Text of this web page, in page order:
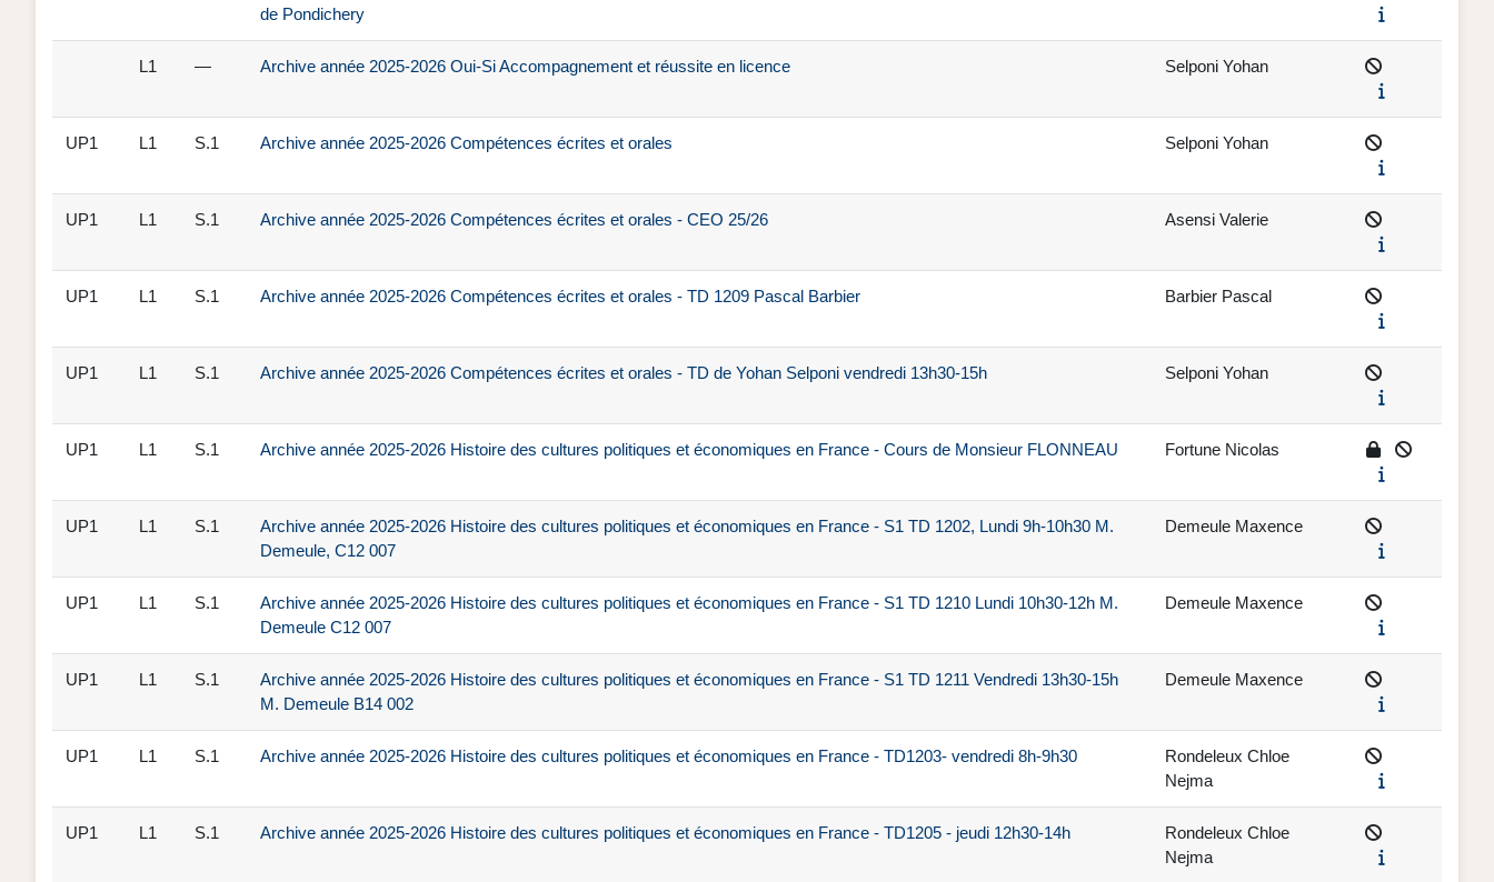
de Pondichery
L1 — Archive année 2025-2026 Oui-Si Accompagnement et réussite en licence Selponi Yohan
UP1 L1 S.1 Archive année 2025-2026 Compétences écrites et orales Selponi Yohan
UP1 L1 S.1 Archive année 2025-2026 Compétences écrites et orales - CEO 25/26 Asensi Valerie
UP1 L1 S.1 Archive année 2025-2026 Compétences écrites et orales - TD 1209 Pascal Barbier Barbier Pascal
UP1 L1 S.1 Archive année 2025-2026 Compétences écrites et orales - TD de Yohan Selponi vendredi 13h30-15h Selponi Yohan
UP1 L1 S.1 Archive année 2025-2026 Histoire des cultures politiques et économiques en France - Cours de Monsieur FLONNEAU Fortune Nicolas
UP1 L1 S.1
Archive année 2025-2026 Histoire des cultures politiques et économiques en France - S1 TD 1202, Lundi 9h-10h30 M.
Demeule, C12 007
Demeule Maxence
UP1 L1 S.1
Archive année 2025-2026 Histoire des cultures politiques et économiques en France - S1 TD 1210 Lundi 10h30-12h M.
Demeule C12 007
Demeule Maxence
UP1 L1 S.1
Archive année 2025-2026 Histoire des cultures politiques et économiques en France - S1 TD 1211 Vendredi 13h30-15h
M. Demeule B14 002
Demeule Maxence
UP1 L1 S.1 Archive année 2025-2026 Histoire des cultures politiques et économiques en France - TD1203- vendredi 8h-9h30
Rondeleux Chloe
Nejma
UP1 L1 S.1 Archive année 2025-2026 Histoire des cultures politiques et économiques en France - TD1205 - jeudi 12h30-14h
Rondeleux Chloe
Nejma